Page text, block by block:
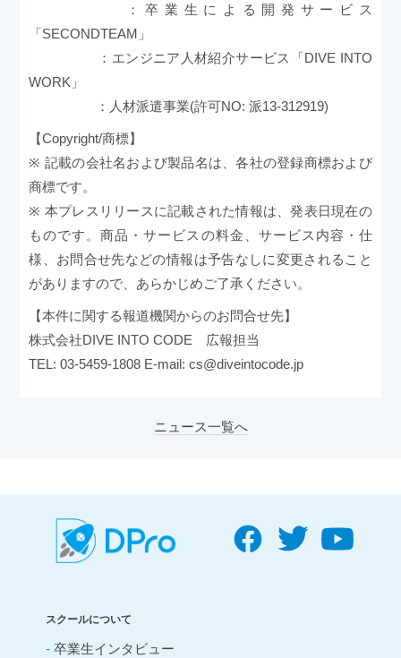
：卒業生による開発サービス
「SECONDTEAM」
：エンジニア人材紹介サービス「DIVE INTO
WORK」
：人材派遣事業(許可NO: 派13-312919)
【Copyright/商標】
※ 記載の会社名および製品名は、各社の登録商標および
商標です。
※ 本プレスリリースに記載された情報は、発表日現在の
ものです。商品・サービスの料金、サービス内容・仕
様、お問合せ先などの情報は予告なしに変更されること
がありますので、あらかじめご了承ください。
【本件に関する報道機関からのお問合せ先】
株式会社DIVE INTO CODE 広報担当
TEL: 03-5459-1808 E-mail: cs@diveintocode.jp
ニュース一覧へ
スクールについて
- 卒業生インタビュー